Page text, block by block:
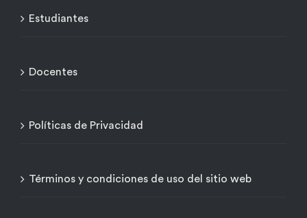
Estudiantes
Docentes
Políticas de Privacidad
Términos y condiciones de uso del sitio web